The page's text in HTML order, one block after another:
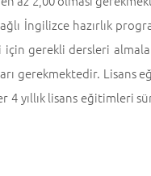
İngilizce hazırlık
gerekli dersleri
gerekmektedir. Lisans
yıllık lisans eğitimleri